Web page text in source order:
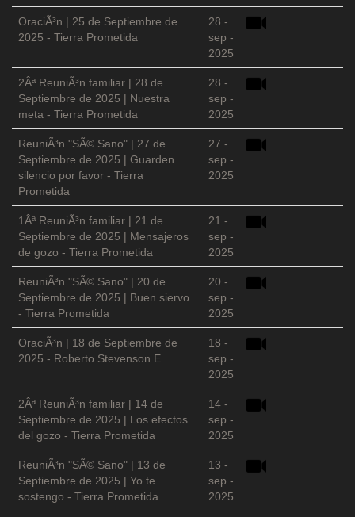
OraciÃ³n | 25 de Septiembre de
2025 - Tierra Prometida
28 -
sep -
2025
2Âª ReuniÃ³n familiar | 28 de
Septiembre de 2025 | Nuestra
meta - Tierra Prometida
28 -
sep -
2025
ReuniÃ³n "SÃ© Sano" | 27 de
Septiembre de 2025 | Guarden
silencio por favor - Tierra
Prometida
27 -
sep -
2025
1Âª ReuniÃ³n familiar | 21 de
Septiembre de 2025 | Mensajeros
de gozo - Tierra Prometida
21 -
sep -
2025
ReuniÃ³n "SÃ© Sano" | 20 de
Septiembre de 2025 | Buen siervo
- Tierra Prometida
20 -
sep -
2025
OraciÃ³n | 18 de Septiembre de
2025 - Roberto Stevenson E.
18 -
sep -
2025
2Âª ReuniÃ³n familiar | 14 de
Septiembre de 2025 | Los efectos
del gozo - Tierra Prometida
14 -
sep -
2025
ReuniÃ³n "SÃ© Sano" | 13 de
Septiembre de 2025 | Yo te
sostengo - Tierra Prometida
13 -
sep -
2025